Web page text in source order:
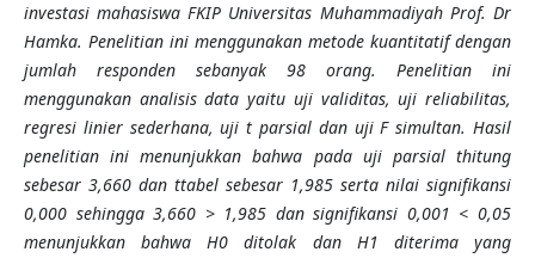
investasi mahasiswa FKIP Universitas Muhammadiyah Prof. Dr
Hamka. Penelitian ini menggunakan metode kuantitatif dengan
jumlah responden sebanyak 98 orang. Penelitian ini
menggunakan analisis data yaitu uji validitas, uji reliabilitas,
regresi linier sederhana, uji t parsial dan uji F simultan. Hasil
penelitian ini menunjukkan bahwa pada uji parsial thitung
sebesar 3,660 dan ttabel sebesar 1,985 serta nilai signifikansi
0,000 sehingga 3,660 > 1,985 dan signifikansi 0,001 < 0,05
menunjukkan bahwa H0 ditolak dan H1 diterima yang